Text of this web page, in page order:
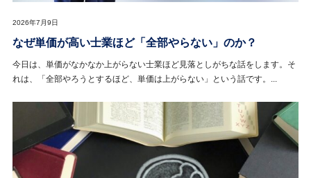
2026年7月9日
なぜ単価が高い士業ほど「全部やらない」のか？
今日は、単価がなかなか上がらない士業ほど見落としがちな話をします。そ
れは、「全部やろうとするほど、単価は上がらない」という話です。...